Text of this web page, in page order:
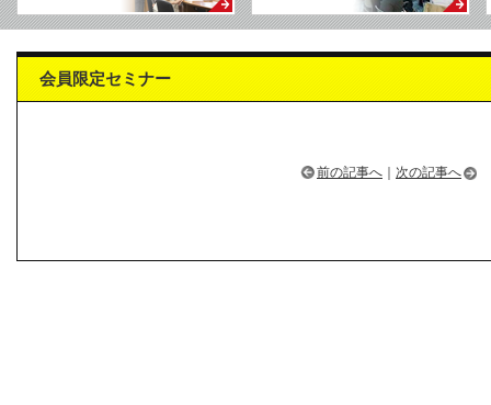
会員限定セミナー
前の記事へ 次の記事へ